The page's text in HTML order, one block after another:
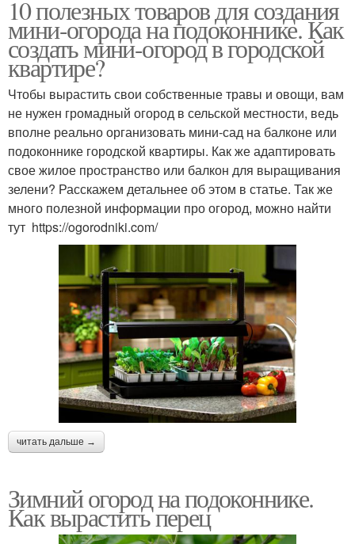
10 полезных товаров для создания
мини-огорода на подоконнике. Как
создать мини-огород в городской
квартире?
Чтобы вырастить свои собственные травы и овощи, вам
не нужен громадный огород в сельской местности, ведь
вполне реально организовать мини-сад на балконе или
подоконнике городской квартиры. Как же адаптировать
свое жилое пространство или балкон для выращивания
зелени? Расскажем детальнее об этом в статье. Так же
много полезной информации про огород, можно найти
тут https://ogorodniki.com/
читать дальше →
Зимний огород на подоконнике.
Как вырастить перец